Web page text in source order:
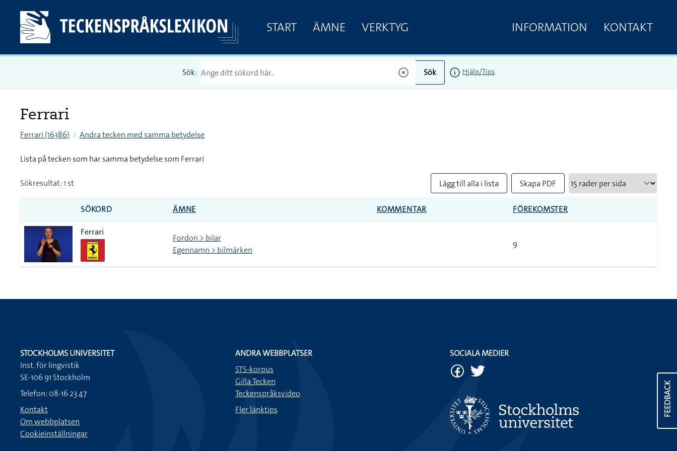
START ÄMNE VERKTYG INFORMATION KONTAKT
Sök: Sök Hjälp/Tips
Ferrari
Ferrari (16386) Andra tecken med samma betydelse
Lista på tecken som har samma betydelse som Ferrari
Sökresultat: 1 st Lägg till alla i lista Skapa PDF
SÖKORD ÄMNE KOMMENTAR FÖREKOMSTER
Ferrari
Fordon > bilar
Egennamn > bilmärken
9
FEEDBACK
STOCKHOLMS UNIVERSITET
Inst. för lingvistik
SE-106 91 Stockholm
Telefon: 08-16 23 47
Kontakt
Om webbplatsen
Cookieinställningar
ANDRA WEBBPLATSER
STS-korpus
Gilla Tecken
Teckenspråksvideo
Fler länktips
SOCIALA MEDIER